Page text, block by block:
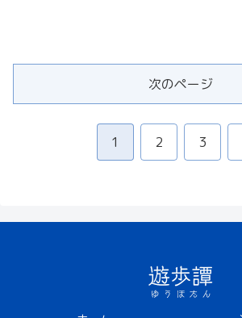
次のページ
1 2 3